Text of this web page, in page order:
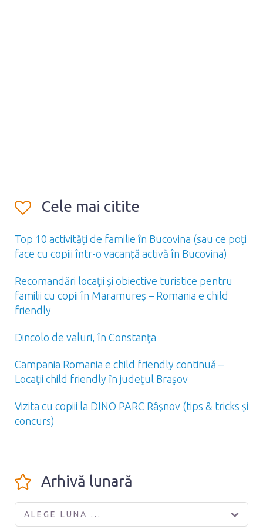
Cele mai citite
Top 10 activități de familie în Bucovina (sau ce poți
face cu copiii într-o vacanță activă în Bucovina)
Recomandări locaţii și obiective turistice pentru
familii cu copii în Maramureș – Romania e child
friendly
Dincolo de valuri, în Constanţa
Campania Romania e child friendly continuă –
Locaţii child friendly în judeţul Braşov
Vizita cu copiii la DINO PARC Râşnov (tips & tricks și
concurs)
Arhivă lunară
ALEGE LUNA ...